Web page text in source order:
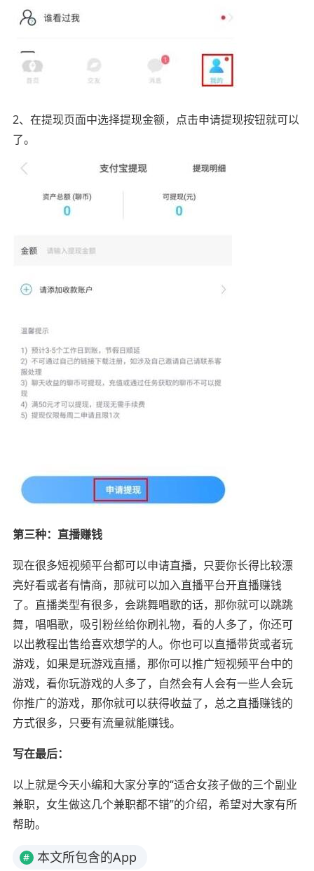
2、在提现页面中选择提现金额，点击申请提现按钮就可以
了。
第三种：直播赚钱
现在很多短视频平台都可以申请直播，只要你长得比较漂
亮好看或者有情商，那就可以加入直播平台开直播赚钱
了。直播类型有很多，会跳舞唱歌的话，那你就可以跳跳
舞，唱唱歌，吸引粉丝给你刷礼物，看的人多了，你还可
以出教程出售给喜欢想学的人。你也可以直播带货或者玩
游戏，如果是玩游戏直播，那你可以推广短视频平台中的
游戏，看你玩游戏的人多了，自然会有人会有一些人会玩
你推广的游戏，那你就可以获得收益了，总之直播赚钱的
方式很多，只要有流量就能赚钱。
写在最后：
以上就是今天小编和大家分享的“适合女孩子做的三个副业
兼职，女生做这几个兼职都不错”的介绍，希望对大家有所
帮助。
# 本文所包含的App